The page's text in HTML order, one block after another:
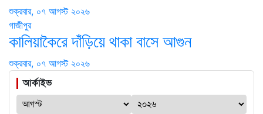
শুক্রবার, ০৭ আগস্ট ২০২৬
গাজীপুর
কালিয়াকৈরে দাঁড়িয়ে থাকা বাসে আগুন
শুক্রবার, ০৭ আগস্ট ২০২৬
আর্কাইভ